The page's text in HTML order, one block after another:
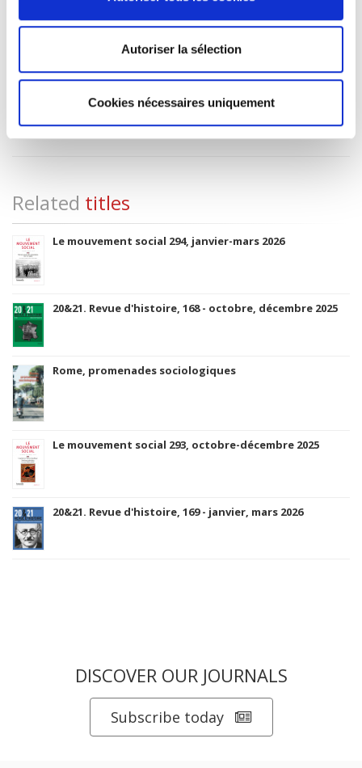
Autoriser la sélection
Cookies nécessaires uniquement
Onix Audience Codes
06 Professional and scholarly
Title First Published
Journal Issue
Related titles
Le mouvement social 294, janvier-mars 2026
20&21. Revue d'histoire, 168 - octobre, décembre 2025
Rome, promenades sociologiques
Le mouvement social 293, octobre-décembre 2025
20&21. Revue d'histoire, 169 - janvier, mars 2026
DISCOVER OUR JOURNALS
Subscribe today